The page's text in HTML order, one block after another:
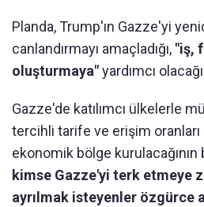
Planda, Trump'ın Gazze'yi
canlandırmayı amaçladığı, "iş,
oluşturmaya"yardımcı
Gazze'de katılımcı ülkelerle
tercihli tarife ve erişim
ekonomik bölge
kimse Gazze'yi terk etmeye
ayrılmak isteyenler özgürce